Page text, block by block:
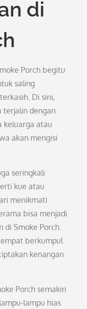
di
Porch begitu
saling
Di sini,
terjalin dengan
keluarga atau
akan mengisi
seringkali
kue atau
menikmati
bisa menjadi
di Smoke Porch.
berkumpul
kenangan
Porch semakin
lampu hias